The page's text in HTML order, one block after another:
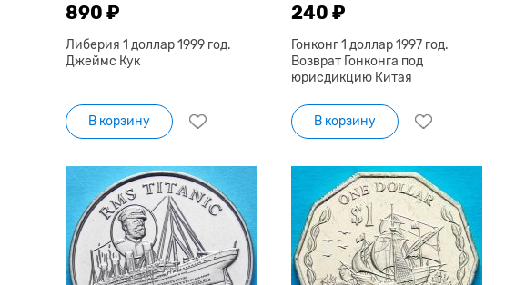
890 ₽
Либерия 1 доллар 1999 год.
Джеймс Кук
В корзину
240 ₽
Гонконг 1 доллар 1997 год.
Возврат Гонконга под
юрисдикцию Китая
В корзину